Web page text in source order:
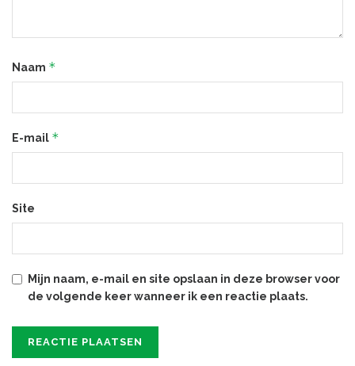
Naam *
E-mail *
Site
Mijn naam, e-mail en site opslaan in deze browser voor
de volgende keer wanneer ik een reactie plaats.